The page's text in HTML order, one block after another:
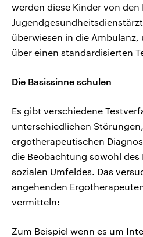
werden diese Kinder von den
überwiesen in die Ambulanz,
über einen standardisierten
Die Basissinne schulen
Es gibt verschiedene
unterschiedlichen
ergotherapeutischen
die Beobachtung sowohl des
sozialen Umfeldes. Das
angehenden
vermitteln:
Zum Beispiel wenn es um